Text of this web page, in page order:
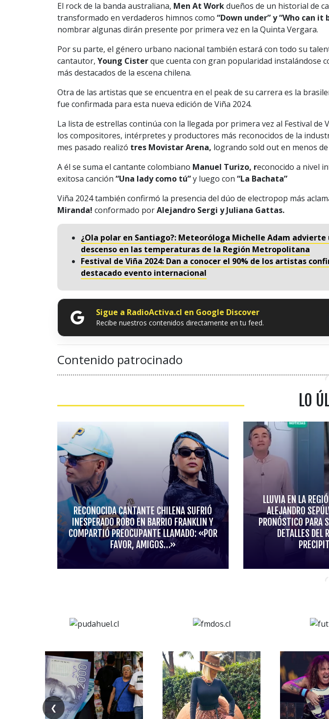
El rock de la banda australiana, Men At Workdueños de un historial de
transformado en verdaderos himnos como “Down under” y “Who can it
nombrar algunas dirán presente por primera vez en la Quinta Vergara.
Por su parte, el género urbano nacional también estará con todo su
cantautor, Young Cisterque cuenta con gran popularidad instalándose
más destacados de la escena chilena.
Otra de las artistas que se encuentra en el peak de su carrera es la
fue confirmada para esta nueva edición de Viña 2024.
La lista de estrellas continúa con la llegada por primera vez al Festival de
los compositores, intérpretes y productores más reconocidos de la
mes pasado realizó tres Movistar Arena, logrando sold out en menos
A él se suma el cantante colombiano Manuel Turizo, reconocido a nivel
exitosa canción “Una lady como tú”y luego con “La Bachata”
Viña 2024 también confirmó la presencia del dúo de electropop más
Miranda! conformado porAlejandro Sergi y Juliana Gattas.
¿Ola polar en Santiago?: Meteoróloga Michelle Adam
descenso en las temperaturas de la Región Metropolitana
Festival de Viña 2024: Dan a conocer el 90% de los artistas
destacado evento internacional
Sigue a RadioActiva.cl en Google Discover
Recibe nuestros contenidos directamente en tu feed.
Contenido patrocinado
LO
RECONOCIDA CANTANTE CHILENA SUFRIÓ
INESPERADO ROBO EN BARRIO FRANKLIN Y
COMPARTIÓ PREOCUPANTE LLAMADO: «POR
FAVOR, AMIGOS…»
LLUVIA EN LA
ALEJANDRO
PRONÓSTICO PARA
DETALLES DEL
❮